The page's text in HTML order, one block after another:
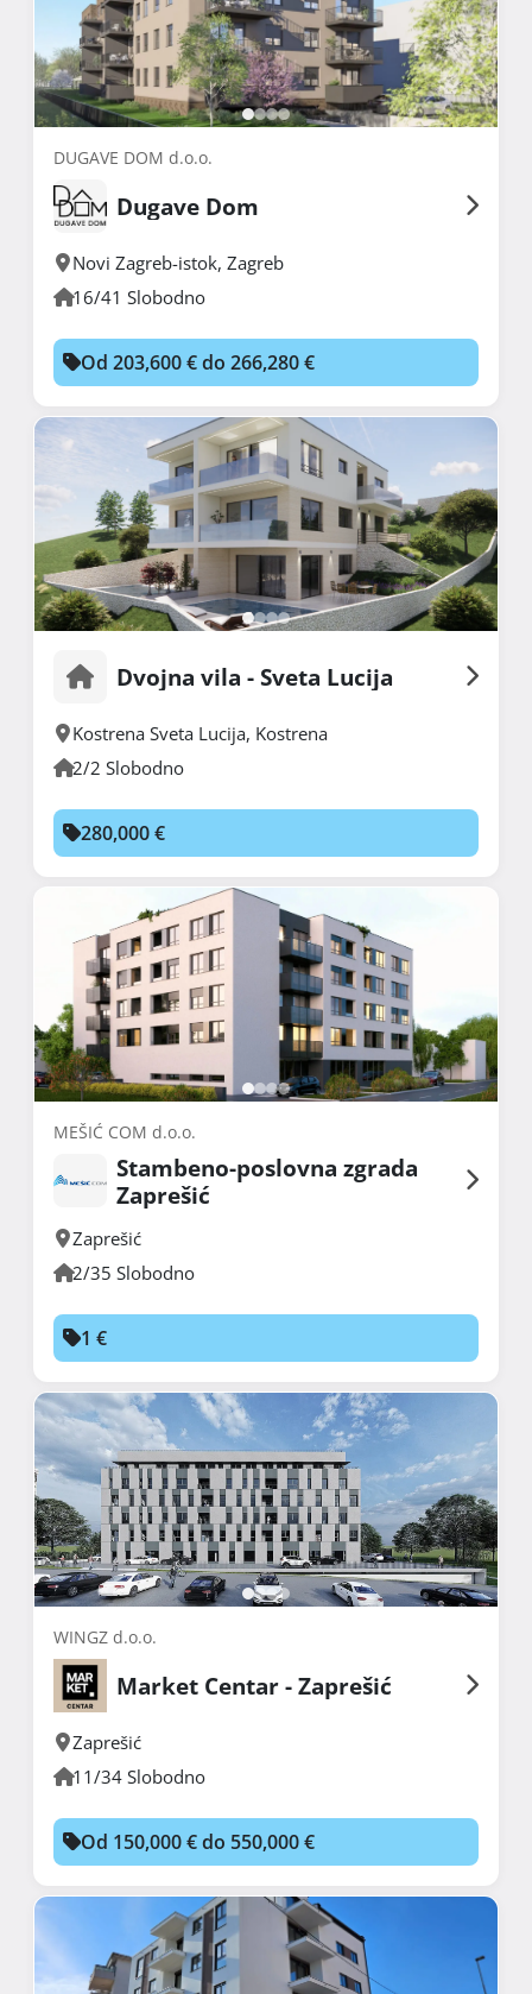
DUGAVE DOM d.o.o.
Dugave Dom
Novi Zagreb-istok, Zagreb
16/41 Slobodno
Od 203,600 € do 266,280 €
Dvojna vila - Sveta Lucija
Kostrena Sveta Lucija, Kostrena
2/2 Slobodno
280,000 €
MEŠIĆ COM d.o.o.
Stambeno-poslovna zgrada
Zaprešić
Zaprešić
2/35 Slobodno
1 €
WINGZ d.o.o.
Market Centar - Zaprešić
Zaprešić
11/34 Slobodno
Od 150,000 € do 550,000 €